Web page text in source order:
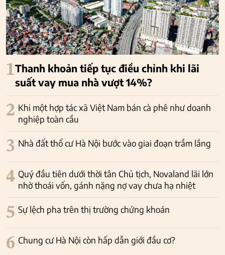
1Thanh khoản tiếp tục điều chỉnh khi lãi
suất vay mua nhà vượt 14%?
2 Khi một hợp tác xã Việt Nam bán cà phê như doanh
nghiệp toàn cầu
3 Nhà đất thổ cư Hà Nội bước vào giai đoạn trầm lắng
4 Quý đầu tiên dưới thời tân Chủ tịch, Novaland lãi lớn
nhờ thoái vốn, gánh nặng nợ vay chưa hạ nhiệt
5 Sự lệch pha trên thị trường chứng khoán
6 Chung cư Hà Nội còn hấp dẫn giới đầu cơ?